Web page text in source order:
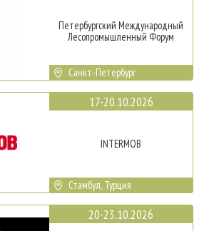
Петербургский Международный
Лесопромышленный Форум
Санкт-Петербург
17-20.10.2026
INTERMOB
Стамбул, Турция
20-23.10.2026